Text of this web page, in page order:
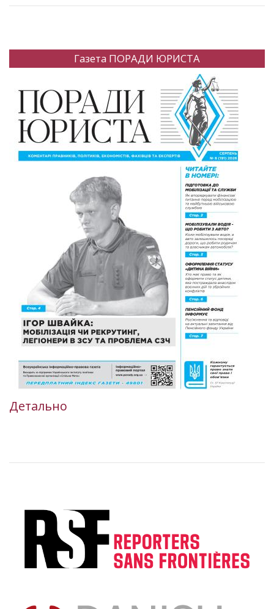
Газета ПОРАДИ ЮРИСТА
Детально